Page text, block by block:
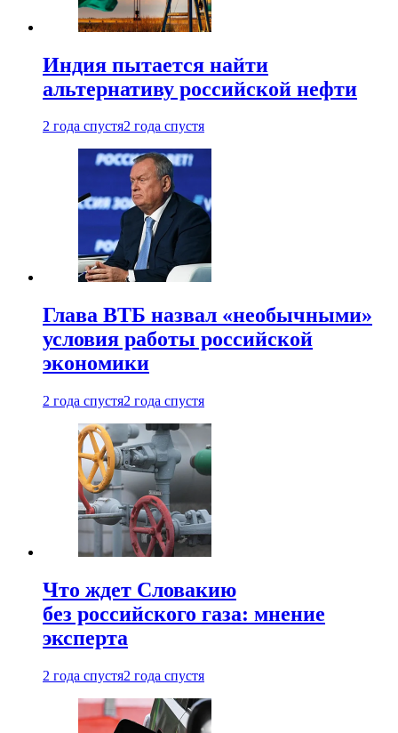
Индия пытается найти
альтернативу российской нефти
2 года спустя2 года спустя
Глава ВТБ назвал «необычными»
условия работы российской
экономики
2 года спустя2 года спустя
Что ждет Словакию
без российского газа: мнение
эксперта
2 года спустя2 года спустя